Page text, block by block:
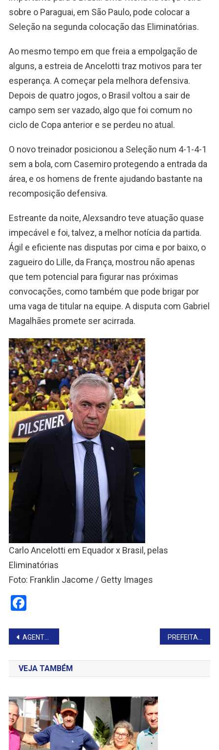
sobre o Paraguai, em São Paulo, pode colocar a
Seleção na segunda colocação das Eliminatórias.
Ao mesmo tempo em que freia a empolgação de
alguns, a estreia de Ancelotti traz motivos para ter
esperança. A começar pela melhora defensiva.
Depois de quatro jogos, o Brasil voltou a sair de
campo sem ser vazado, algo que foi comum no
ciclo de Copa anterior e se perdeu no atual.
O novo treinador posicionou a Seleção num 4-1-4-1
sem a bola, com Casemiro protegendo a entrada da
área, e os homens de frente ajudando bastante na
recomposição defensiva.
Estreante da noite, Alexsandro teve atuação quase
impecável e foi, talvez, a melhor notícia da partida.
Ágil e eficiente nas disputas por cima e por baixo, o
zagueiro do Lille, da França, mostrou não apenas
que tem potencial para figurar nas próximas
convocações, como também que pode brigar por
uma vaga de titular na equipe. A disputa com Gabriel
Magalhães promete ser acirrada.
Carlo Ancelotti em Equador x Brasil, pelas
Eliminatórias
Foto: Franklin Jacome / Getty Images
Facebook
Navegação
de
Post
AGENTE PENITENCIÁRIO NÃO RESISTE AOS GRAVES FERIMENTOS
VEJA TAMBÉM